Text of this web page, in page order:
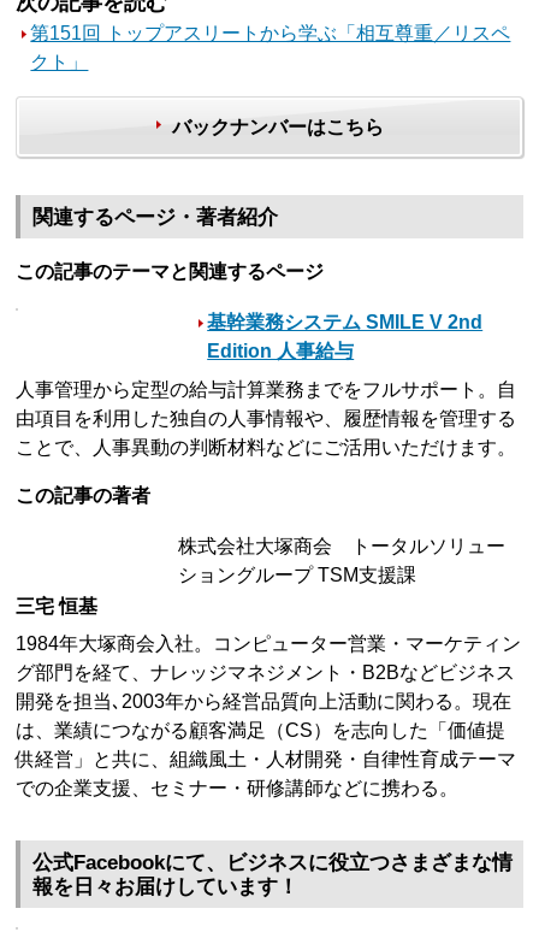
第151回 トップアスリートから学ぶ「相互尊重／リスペ
クト」
バックナンバーはこちら
関連するページ・著者紹介
この記事のテーマと関連するページ
基幹業務システム SMILE V 2nd
Edition 人事給与
人事管理から定型の給与計算業務までをフルサポート。自
由項目を利用した独自の人事情報や、履歴情報を管理する
ことで、人事異動の判断材料などにご活用いただけます。
この記事の著者
株式会社大塚商会 トータルソリュー
ショングループ TSM支援課
三宅 恒基
1984年大塚商会入社。コンピューター営業・マーケティン
グ部門を経て、ナレッジマネジメント・B2Bなどビジネス
開発を担当､2003年から経営品質向上活動に関わる。現在
は、業績につながる顧客満足（CS）を志向した「価値提
供経営」と共に、組織風土・人材開発・自律性育成テーマ
での企業支援、セミナー・研修講師などに携わる。
公式Facebookにて、ビジネスに役立つさまざまな情
報を日々お届けしています！